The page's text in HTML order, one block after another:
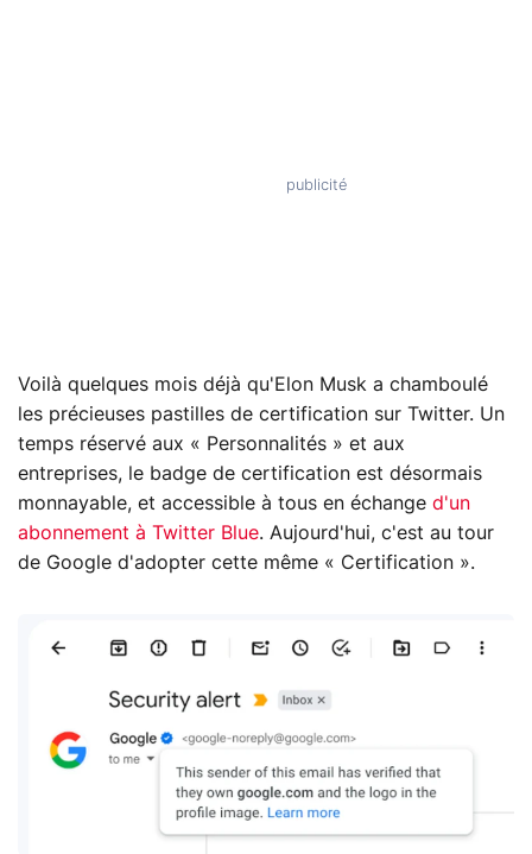
Voilà quelques mois déjà qu'Elon Musk a chamboulé
les précieuses pastilles de certification sur Twitter. Un
temps réservé aux « Personnalités » et aux
entreprises, le badge de certification est désormais
monnayable, et accessible à tous en échange d'un
abonnement à Twitter Blue. Aujourd'hui, c'est au tour
de Google d'adopter cette même « Certification ».